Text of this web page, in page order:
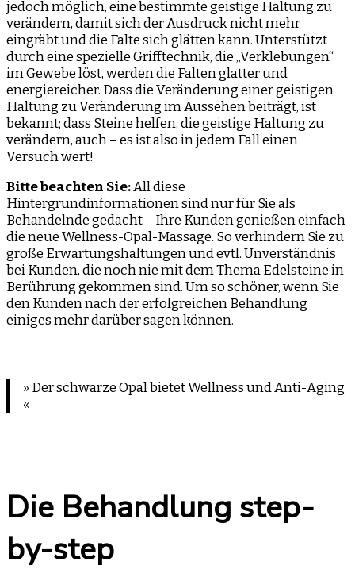
jedoch möglich, eine bestimmte geistige Haltung zu
verändern, damit sich der Ausdruck nicht mehr
eingräbt und die Falte sich glätten kann. Unterstützt
durch eine spezielle Grifftechnik, die „Verklebungen“
im Gewebe löst, werden die Falten glatter und
energiereicher. Dass die Veränderung einer geistigen
Haltung zu Veränderung im Aussehen beiträgt, ist
bekannt; dass Steine helfen, die geistige Haltung zu
verändern, auch – es ist also in jedem Fall einen
Versuch wert!
Bitte beachten Sie:All diese
Hintergrundinformationen sind nur für Sie als
Behandelnde gedacht – Ihre Kunden genießen einfach
die neue Wellness-Opal-Massage. So verhindern Sie zu
große Erwartungshaltungen und evtl. Unverständnis
bei Kunden, die noch nie mit dem Thema Edelsteine in
Berührung gekommen sind. Um so schöner, wenn Sie
den Kunden nach der erfolgreichen Behandlung
einiges mehr darüber sagen können.
» Der schwarze Opal bietet Wellness und Anti-Aging
«
Die Behandlung step-
by-step